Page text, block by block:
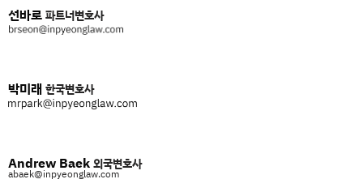
선바로 파트너변호사
박미래 한국변호사
Andrew Baek 외국변호사
abaek@inpyeonglaw.com